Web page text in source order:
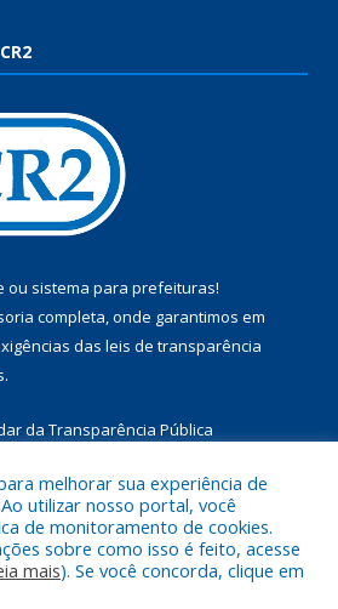
ou sistema para prefeituras!
completa, onde garantimos em
das leis de transparência
da Transparência Pública
a Câmara Municipal de Aurora do
Pará.
melhorar sua experiência de
utilizar nosso portal, você
de monitoramento de cookies.
sobre como isso é feito, acesse
mais). Se você concorda, clique em